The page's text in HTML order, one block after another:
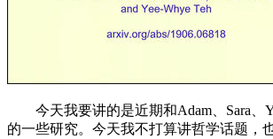
今天我要讲的是近期和Adam、Sara、
的一些研究。今天我不打算讲哲学话题，